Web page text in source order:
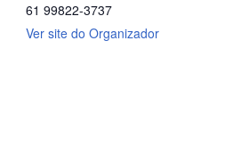
61 99822-3737
Ver site do Organizador